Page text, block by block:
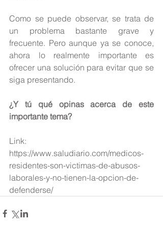
Como se puede observar, se trata de
un problema bastante grave y
frecuente. Pero aunque ya se conoce,
ahora lo realmente importante es
ofrecer una solución para evitar que se
siga presentando.
¿Y tú qué opinas acerca de este
importante tema?
Link:
https://www.saludiario.com/medicos-
residentes-son-victimas-de-abusos-
laborales-y-no-tienen-la-opcion-de-
defenderse/